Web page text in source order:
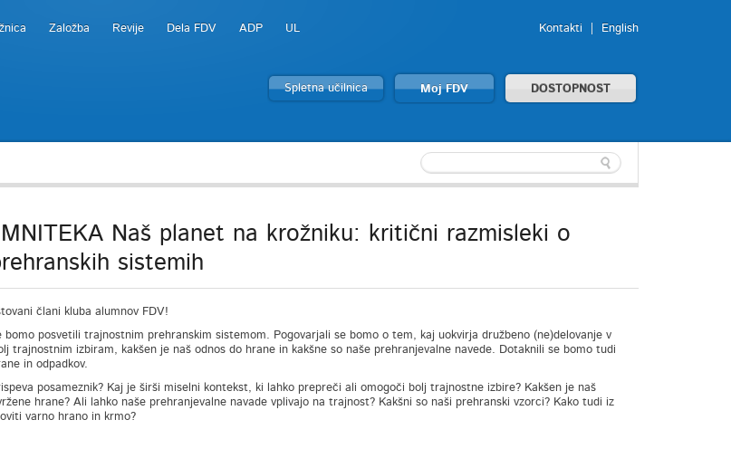
Založba Revije Dela FDV ADP UL Kontakti English
Spletna učilnica Moj FDV DOSTOPNOST
Naš planet na krožniku: kritični razmisleki o
sistemih
člani kluba alumnov FDV!
posvetili trajnostnim prehranskim sistemom. Pogovarjali se bomo o tem, kaj uokvirja družbeno (ne)delovanje v
trajnostnim izbiram, kakšen je naš odnos do hrane in kakšne so naše prehranjevalne navede. Dotaknili se bomo tudi
in odpadkov.
posameznik? Kaj je širši miselni kontekst, ki lahko prepreči ali omogoči bolj trajnostne izbire? Kakšen je naš
hrane? Ali lahko naše prehranjevalne navade vplivajo na trajnost? Kakšni so naši prehranski vzorci? Kako tudi iz
varno hrano in krmo?